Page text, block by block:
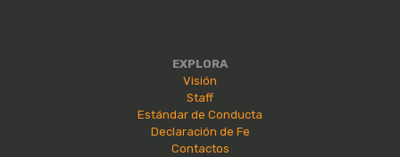
EXPLORA
Visión
Staff
Estándar de Conducta
Declaración de Fe
Contactos